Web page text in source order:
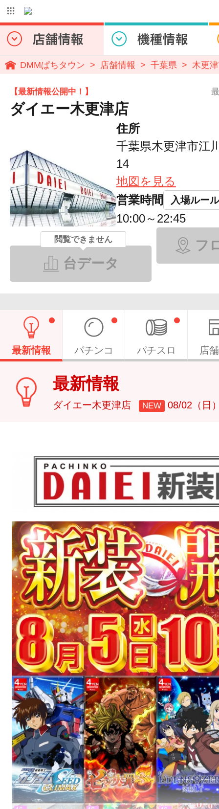
DMMぱちタウン 店舗情報 千葉県 木更
【最新情報公開中！】
ダイエー木更津店
住所
千葉県木更津市江
14
地図を見る
営業時間
入場ルール
10:00～22:45
閲覧できません
台データ
フ
最新情報 パチンコ パチスロ 店
最新情報
ダイエー木更津店 NEW 08/02（日